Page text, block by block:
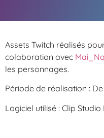
Assets Twitch réalisés
colaboration avec
les personnages.
Période de réalisation :
Logiciel utilisé : Clip Studio